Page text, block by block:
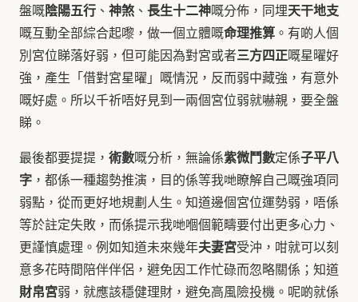
盤嘅陰陽五行 、 神煞 、 長生十二神嘅分佈，同埋天干地支
嘅互動全部綜合起嚟，做一個立體嘅命理推算 。有啲人個
別宮位睇落好弱，但可能因為對宮或者三方四正嘅星曜好
強，產生「借對宮星曜」嘅情況，反而弱中藏強，有意外
嘅好處。所以千祈唔好見到一兩個宮位弱就嚇親，要全盤
睇。
最後都要提提， 術數嘅分析，無論係紫微鬥數定係子平八
字 ，都係一種趨勢推演，目的係等我哋瞭解自己嘅強項同
弱點，從而更好地規劃人生。知道邊個宮位運勢弱，唔係
等於註定失敗，而係提示我哋嗰個範疇要付出更多心力、
更謹慎處理。例如知道未來幾年夫妻宮受沖，咁就可以刻
意多花時間陪伴伴侶，避免因工作忙碌而忽略關係；知道
財帛宮弱，就應該穩健理財，避免高風險投機。呢啲就係